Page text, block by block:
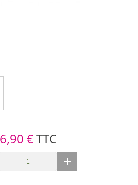
6,90 €TTC
+